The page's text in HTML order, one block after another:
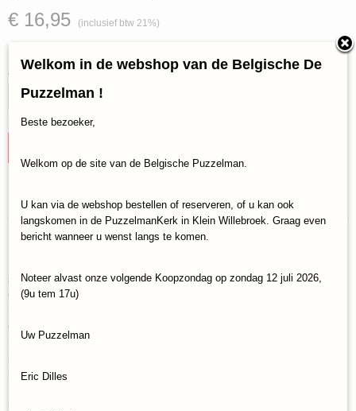
€ 16,95 (inclusief btw 21%)
✓
Aantal
Specificaties
Productcode
999-KEE07
8720289470128
Omschrijving
spelers de verzorgers moeten helpen met het voederen van de
dieren. De spelers hebben als opdracht gekregen te helpen met
dobbelen om daarmee de dierenverblijven op hun speelvel zo snel
mogelijk aan te kruisen en waardevolle punten te scoren. Wie het
punten.
Welkom in de webshop van de Belgische De
Puzzelman !
Beste bezoeker,
Welkom op de site van de Belgische Puzzelman.
U kan via de webshop bestellen of reserveren, of u kan ook
langskomen in de PuzzelmanKerk in Klein Willebroek. Graag even
bericht wanneer u wenst langs te komen.
Noteer alvast onze volgende Koopzondag op zondag 12 juli 2026,
(9u tem 17u)
Uw Puzzelman
Eric Dilles